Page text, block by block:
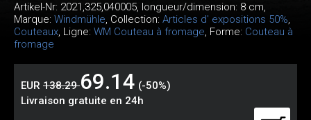
Artikel-Nr: 2021,325,040005, longueur/dimension: 8 cm,
Marque: Windmühle, Collection: Articles d' expositions 50%,
Couteaux, Ligne: WM Couteau à fromage, Forme: Couteau à
fromage
EUR 138.2969.14 (-50%)
Livraison gratuite en 24h